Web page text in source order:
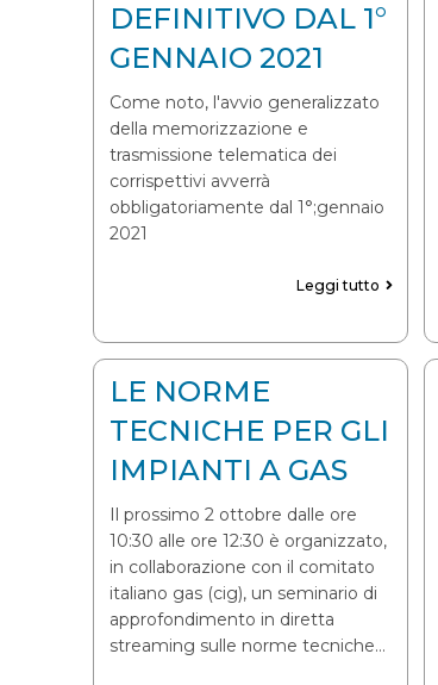
DEFINITIVO DAL 1°
GENNAIO 2021
Come noto, l'avvio generalizzato
della memorizzazione e
trasmissione telematica dei
corrispettivi avverrà
obbligatoriamente dal 1°;gennaio
2021
Leggi tutto
LE NORME
TECNICHE PER GLI
IMPIANTI A GAS
Il prossimo 2 ottobre dalle ore
10:30 alle ore 12:30 è organizzato,
in collaborazione con il comitato
italiano gas (cig), un seminario di
approfondimento in diretta
streaming sulle norme tecniche…